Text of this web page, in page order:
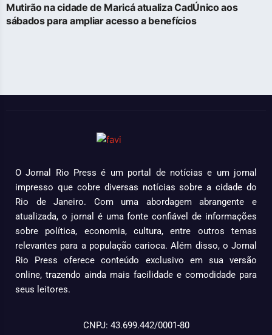
Mutirão na cidade de Maricá atualiza CadÚnico aos
sábados para ampliar acesso a benefícios
O Jornal Rio Press é um portal de notícias e um jornal
impresso que cobre diversas notícias sobre a cidade do
Rio de Janeiro. Com uma abordagem abrangente e
atualizada, o jornal é uma fonte confiável de informações
sobre política, economia, cultura, entre outros temas
relevantes para a população carioca. Além disso, o Jornal
Rio Press oferece conteúdo exclusivo em sua versão
online, trazendo ainda mais facilidade e comodidade para
seus leitores.
CNPJ: 43.699.442/0001-80